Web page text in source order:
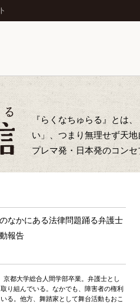
『らくなちゅらる』とは
い」、つまり無理せず天
プレマ発・日本発のコンセ
なかにある法律問題踊る弁護士
報告
京都大学総合人間学部卒業。弁護士とし
り組んでいる。なかでも、障害者の権利
る。他方、舞踏家として舞台活動もおこ